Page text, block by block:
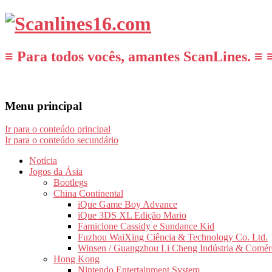
≡ Para todos vocês, amantes ScanLines. ≡
Menu principal
Ir para o conteúdo principal
Ir para o conteúdo secundário
Notícia
Jogos da Ásia
Bootlegs
China Continental
iQue Game Boy Advance
iQue 3DS XL Edição Mario
Famiclone Cassidy e Sundance Kid
Fuzhou WaiXing Ciência & Technology Co. Ltd.
Winsen / Guangzhou Li Cheng Indústria &
Hong Kong